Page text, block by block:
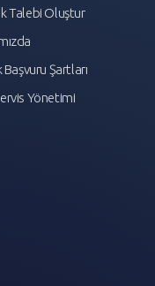
Talebi Oluştur
Başvuru Şartları
Yönetimi